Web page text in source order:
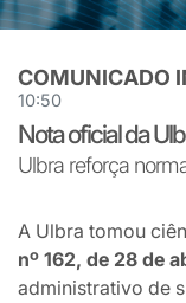
COMUNICADO
10:50
Nota oficial da
Ulbra reforça
A Ulbra tomou
nº 162, de 28 de
administrativo de